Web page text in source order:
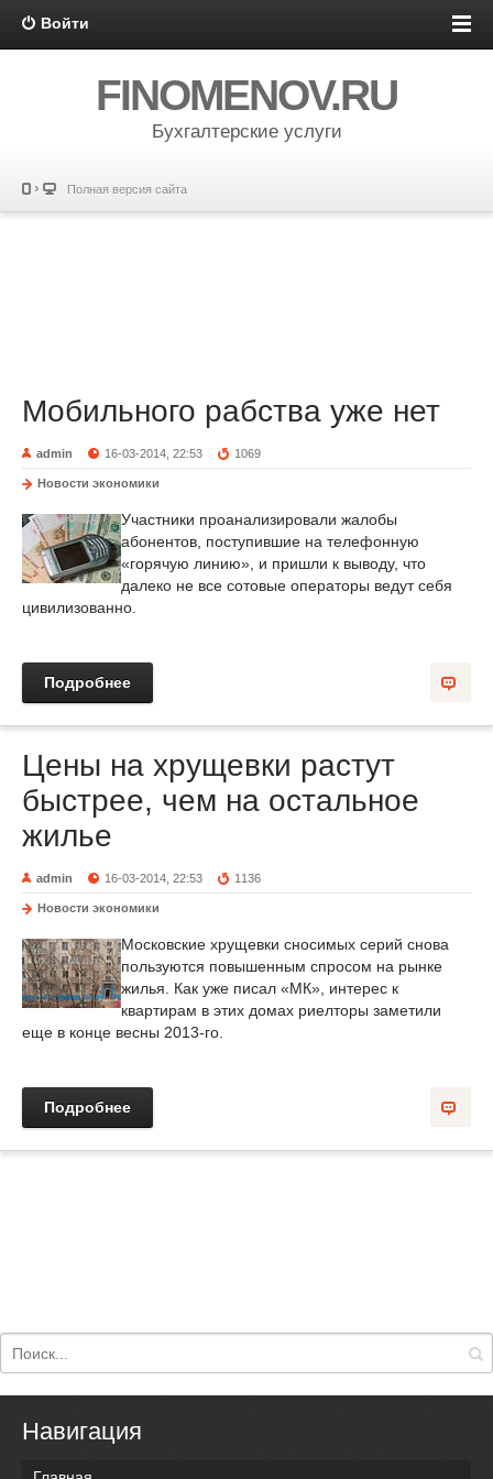
Войти
FINOMENOV.RU
Бухгалтерские услуги
Полная версия сайта
Мобильного рабства уже нет
admin 16-03-2014, 22:53 1069
Новости экономики
Участники проанализировали жалобы
абонентов, поступившие на телефонную
«горячую линию», и пришли к выводу, что
далеко не все сотовые операторы ведут себя
цивилизованно.
Подробнее
Цены на хрущевки растут
быстрее, чем на остальное
жилье
admin 16-03-2014, 22:53 1136
Новости экономики
Московские хрущевки сносимых серий снова
пользуются повышенным спросом на рынке
жилья. Как уже писал «МК», интерес к
квартирам в этих домах риелторы заметили
еще в конце весны 2013-го.
Подробнее
Навигация